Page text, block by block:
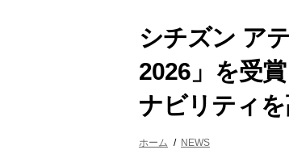
シチズン ア
2026」を受
ナビリティ
ホーム NEWS